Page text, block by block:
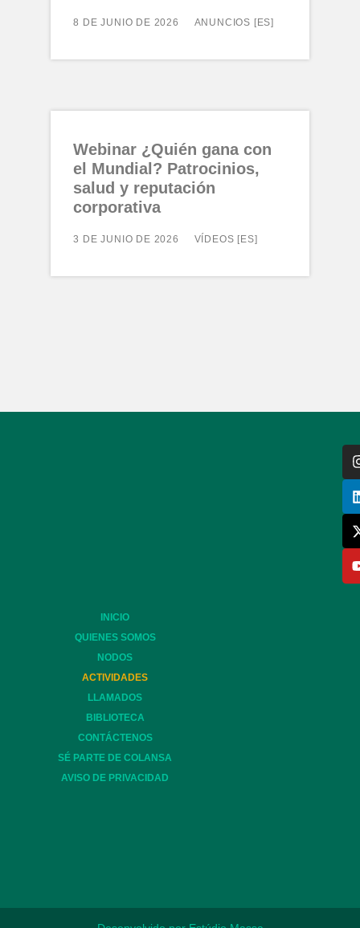
8 DE JUNIO DE 2026 ANUNCIOS [ES]
Webinar ¿Quién gana con
el Mundial? Patrocinios,
salud y reputación
corporativa
3 DE JUNIO DE 2026 VÍDEOS [ES]
INICIO
QUIENES SOMOS
NODOS
ACTIVIDADES
LLAMADOS
BIBLIOTECA
CONTÁCTENOS
SÉ PARTE DE COLANSA
AVISO DE PRIVACIDAD